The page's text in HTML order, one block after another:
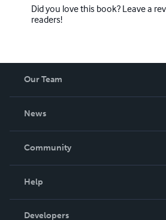
Did you love this book? Leave a
readers!
Our Team
News
In The News
Community
Podcast
Help
Order Lookup
Developers